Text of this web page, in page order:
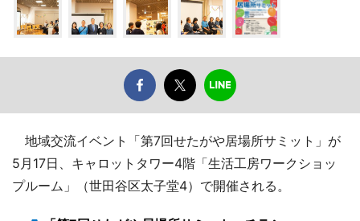
地域交流イベント「第7回せたがや居場所サミット」が
5月17日、キャロットタワー4階「生活工房ワークショッ
プルーム」（世田谷区太子堂4）で開催される。